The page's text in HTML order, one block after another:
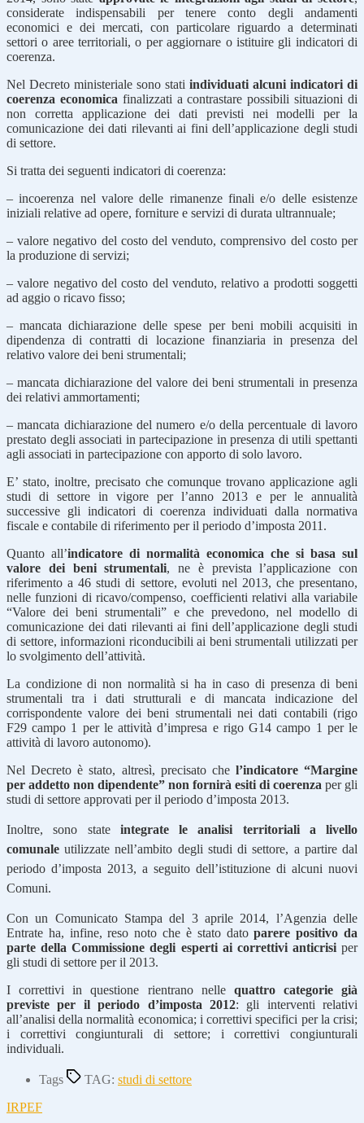
considerate indispensabili per tenere conto degli andamenti
economici e dei mercati, con particolare riguardo a determinati
settori o aree territoriali, o per aggiornare o istituire gli indicatori di
coerenza.
Nel Decreto ministeriale sono stati individuati alcuni indicatori di
coerenza economica finalizzati a contrastare possibili situazioni di
non corretta applicazione dei dati previsti nei modelli per la
comunicazione dei dati rilevanti ai fini dell’applicazione degli studi
di settore.
Si tratta dei seguenti indicatori di coerenza:
– incoerenza nel valore delle rimanenze finali e/o delle esistenze
iniziali relative ad opere, forniture e servizi di durata ultrannuale;
– valore negativo del costo del venduto, comprensivo del costo per
la produzione di servizi;
– valore negativo del costo del venduto, relativo a prodotti soggetti
ad aggio o ricavo fisso;
– mancata dichiarazione delle spese per beni mobili acquisiti in
dipendenza di contratti di locazione finanziaria in presenza del
relativo valore dei beni strumentali;
– mancata dichiarazione del valore dei beni strumentali in presenza
dei relativi ammortamenti;
– mancata dichiarazione del numero e/o della percentuale di lavoro
prestato degli associati in partecipazione in presenza di utili spettanti
agli associati in partecipazione con apporto di solo lavoro.
E’ stato, inoltre, precisato che comunque trovano applicazione agli
studi di settore in vigore per l’anno 2013 e per le annualità
successive gli indicatori di coerenza individuati dalla normativa
fiscale e contabile di riferimento per il periodo d’imposta 2011.
Quanto all’indicatore di normalità economica che si basa sul
valore dei beni strumentali, ne è prevista l’applicazione con
riferimento a 46 studi di settore, evoluti nel 2013, che presentano,
nelle funzioni di ricavo/compenso, coefficienti relativi alla variabile
“Valore dei beni strumentali” e che prevedono, nel modello di
comunicazione dei dati rilevanti ai fini dell’applicazione degli studi
di settore, informazioni riconducibili ai beni strumentali utilizzati per
lo svolgimento dell’attività.
La condizione di non normalità si ha in caso di presenza di beni
strumentali tra i dati strutturali e di mancata indicazione del
corrispondente valore dei beni strumentali nei dati contabili (rigo
F29 campo 1 per le attività d’impresa e rigo G14 campo 1 per le
attività di lavoro autonomo).
Nel Decreto è stato, altresì, precisato che l’indicatore “Margine
per addetto non dipendente” non fornirà esiti di coerenza per gli
studi di settore approvati per il periodo d’imposta 2013.
Inoltre,sono state integrate le analisi territoriali a livello
comunale utilizzate nell’ambito degli studi di settore, a partire dal
periodo d’imposta 2013, a seguito dell’istituzione di alcuni nuovi
Comuni.
Con un Comunicato Stampa del 3 aprile 2014, l’Agenzia delle
Entrate ha, infine, reso noto che è stato datoparere positivo da
parte della Commissione degli esperti ai correttivi anticrisiper
gli studi di settore per il 2013.
I correttivi in questione rientrano nelle quattro categorie già
previste per il periodo d’imposta 2012: gli interventi relativi
all’analisi della normalità economica; i correttivi specifici per la crisi;
i correttivi congiunturali di settore; i correttivi congiunturali
individuali.
Tags TAG: studi di settore
IRPEF